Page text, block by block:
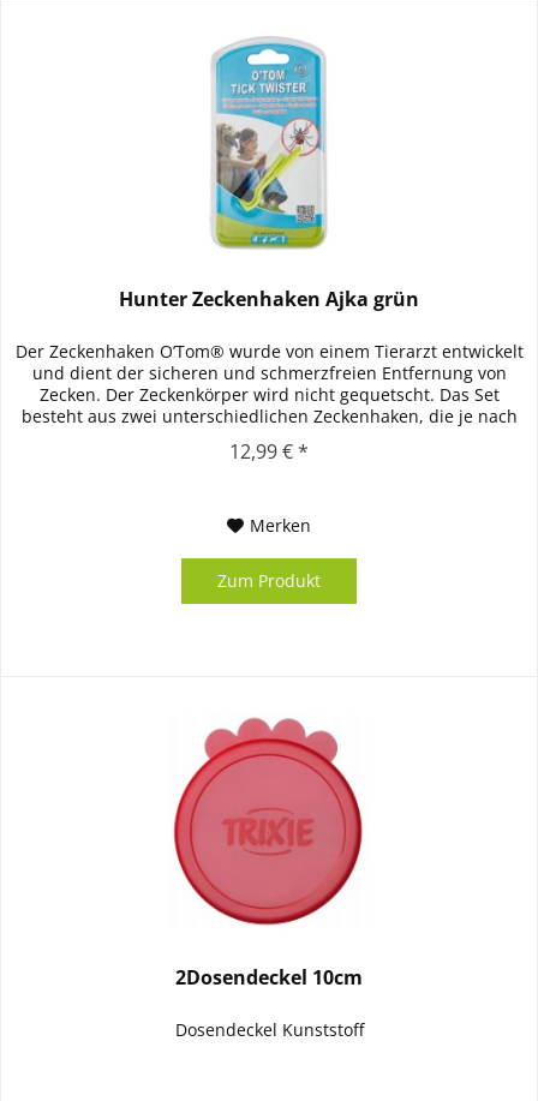
Hunter Zeckenhaken Ajka grün
Der Zeckenhaken O’Tom® wurde von einem Tierarzt entwickelt
und dient der sicheren und schmerzfreien Entfernung von
Zecken. Der Zeckenkörper wird nicht gequetscht. Das Set
besteht aus zwei unterschiedlichen Zeckenhaken, die je nach
12,99 € *
Merken
Zum Produkt
2Dosendeckel 10cm
Dosendeckel Kunststoff